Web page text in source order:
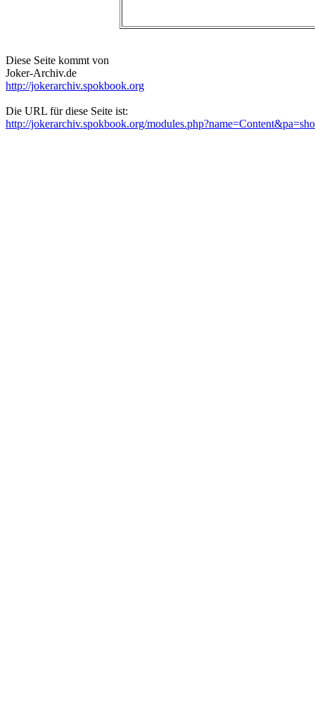
Diese Seite kommt von
Joker-Archiv.de
http://jokerarchiv.spokbook.org
Die URL für diese Seite ist:
http://jokerarchiv.spokbook.org/